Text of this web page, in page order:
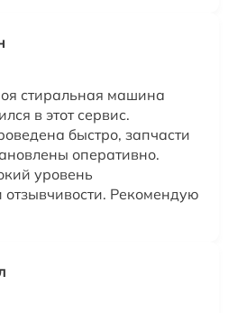
стиральная машина
в этот сервис.
быстро, запчасти
оперативно.
уровень
Рекомендую